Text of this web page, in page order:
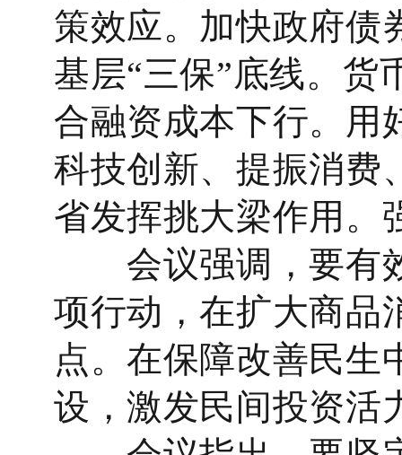
策效应。加快政府债
基层“三保”底线。货
合融资成本下行。用
科技创新、提振消费
省发挥挑大梁作用。
会议强调，要有效
项行动，在扩大商品
点。在保障改善民生
设，激发民间投资活